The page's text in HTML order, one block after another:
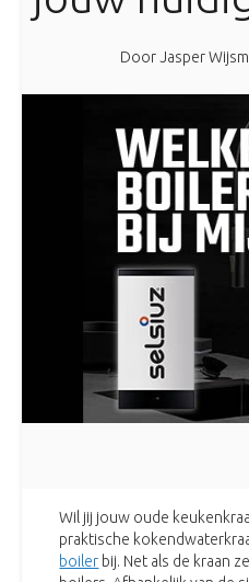
Door Jasper
Wil jij jouw oude
praktische
boiler bij. Net als de kraan